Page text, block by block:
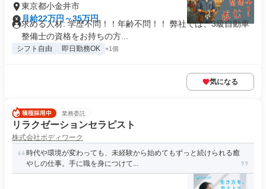
東京都小金井市
月給22万円～35万円
求める人材: 学歴不問！！年齢不問！！ 弊社では、3級自動車
整備士の資格をお持ちの方...
シフト自由 即日勤務OK +1個
気になる
業務委託
リラクゼーションセラピスト
株式会社ボディワーク
時代や環境が変わっても、未経験から始めてもずっと続けられる癒
やしの仕事。手に職を身につけて...